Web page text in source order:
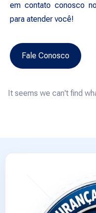
em contato conosco
para atender você!
Fale Conosco
It seems we can't find